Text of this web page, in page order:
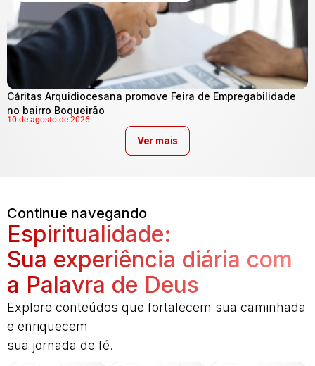
Cáritas Arquidiocesana promove Feira de Empregabilidade
no bairro Boqueirão
10 de agosto de 2026
Ver mais
Continue navegando
Espiritualidade:
Sua experiência diária com
a Palavra de Deus
Explore conteúdos que fortalecem sua caminhada
e enriquecem
sua jornada de fé.